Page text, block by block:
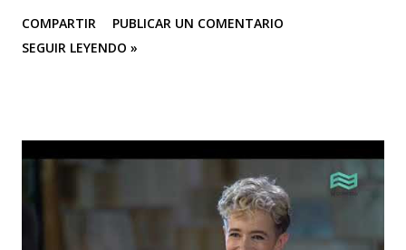
CASA TEA con sus últimas funciones este 25 y 26 de abril de
“Efímero”, La Casa del Silencio se embarcará en una gira
imborrable en todos los que la presencien." La Casa del
Silencio se embarcará nuevamente en una gira
internacional, llevando su importante trabajo de teatro
físico con funciones y seminarios a escenarios de Portugal
COMPARTIR
PUBLICAR UN COMENTARIO
SEGUIR LEYENDO »